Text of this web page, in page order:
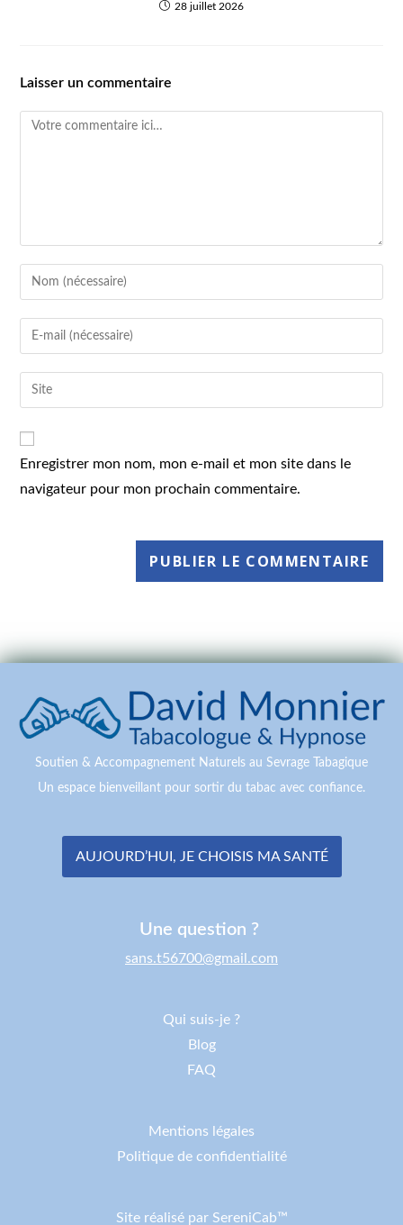
28 juillet 2026
Laisser un commentaire
Enregistrer mon nom, mon e-mail et mon site dans le
navigateur pour mon prochain commentaire.
Soutien & Accompagnement Naturels au Sevrage Tabagique
Un espace bienveillant pour sortir du tabac avec confiance.
AUJOURD’HUI, JE CHOISIS MA SANTÉ
Une question ?
sans.t56700@gmail.com
Qui suis-je ?
Blog
FAQ
Mentions légales
Politique de confidentialité
Site réalisé par SereniCab™